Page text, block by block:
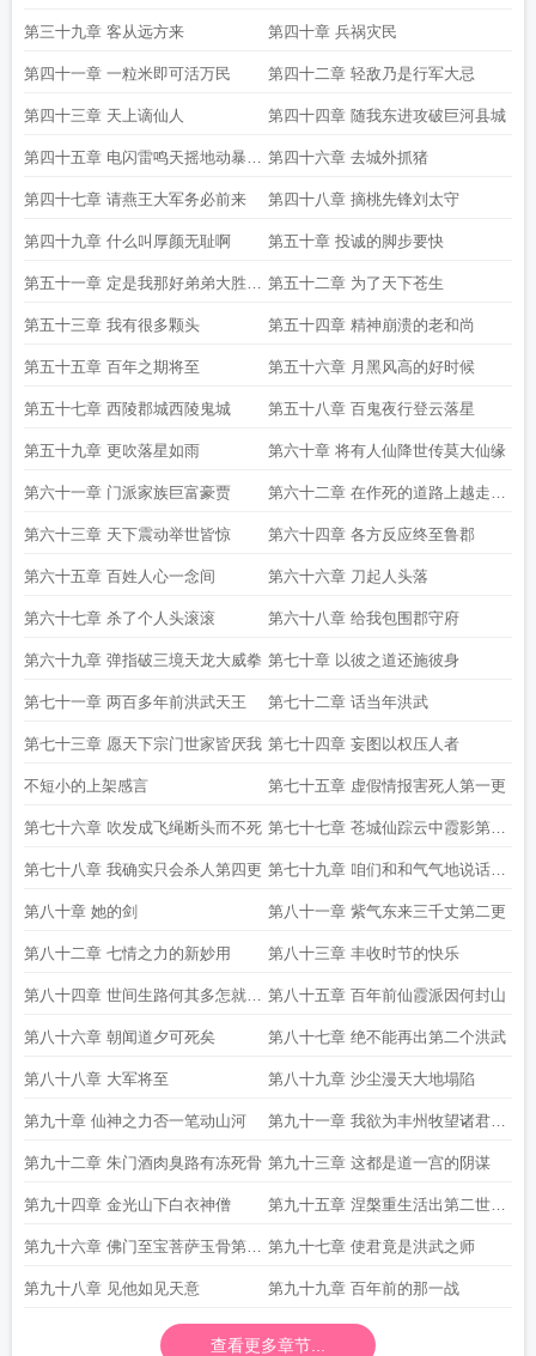
第三十九章 客从远方来 第四十章 兵祸灾民
第四十一章 一粒米即可活万民 第四十二章 轻敌乃是行军大忌
第四十三章 天上谪仙人 第四十四章 随我东进攻破巨河县城
第四十五章 电闪雷鸣天摇地动暴雨
横泻天河倾
第四十六章 去城外抓猪
第四十七章 请燕王大军务必前来 第四十八章 摘桃先锋刘太守
第四十九章 什么叫厚颜无耻啊 第五十章 投诚的脚步要快
第五十一章 定是我那好弟弟大胜归
来
第五十二章 为了天下苍生
第五十三章 我有很多颗头 第五十四章 精神崩溃的老和尚
第五十五章 百年之期将至 第五十六章 月黑风高的好时候
第五十七章 西陵郡城西陵鬼城 第五十八章 百鬼夜行登云落星
第五十九章 更吹落星如雨 第六十章 将有人仙降世传莫大仙缘
第六十一章 门派家族巨富豪贾 第六十二章 在作死的道路上越走越
远
第六十三章 天下震动举世皆惊 第六十四章 各方反应终至鲁郡
第六十五章 百姓人心一念间 第六十六章 刀起人头落
第六十七章 杀了个人头滚滚 第六十八章 给我包围郡守府
第六十九章 弹指破三境天龙大威拳 第七十章 以彼之道还施彼身
第七十一章 两百多年前洪武天王 第七十二章 话当年洪武
第七十三章 愿天下宗门世家皆厌我 第七十四章 妄图以权压人者
不短小的上架感言 第七十五章 虚假情报害死人第一更
第七十六章 吹发成飞绳断头而不死 第七十七章 苍城仙踪云中霞影第三
更
第七十八章 我确实只会杀人第四更 第七十九章 咱们和和气气地说话第
五更
第八十章 她的剑 第八十一章 紫气东来三千丈第二更
第八十二章 七情之力的新妙用 第八十三章 丰收时节的快乐
第八十四章 世间生路何其多怎就偏
走这一条
第八十五章 百年前仙霞派因何封山
第八十六章 朝闻道夕可死矣 第八十七章 绝不能再出第二个洪武
第八十八章 大军将至 第八十九章 沙尘漫天大地塌陷
第九十章 仙神之力否一笔动山河 第九十一章 我欲为丰州牧望诸君皆
安
第九十二章 朱门酒肉臭路有冻死骨 第九十三章 这都是道一宫的阴谋
第九十四章 金光山下白衣神僧 第九十五章 涅槃重生活出第二世第
二更
第九十六章 佛门至宝菩萨玉骨第三
更
第九十七章 使君竟是洪武之师
第九十八章 见他如见天意 第九十九章 百年前的那一战
查看更多章节...